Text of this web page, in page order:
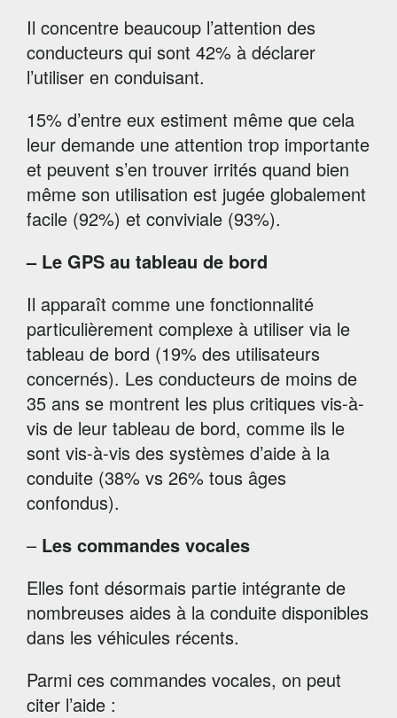
Il concentre beaucoup l’attention des
conducteurs qui sont 42% à déclarer
l’utiliser en conduisant.
15% d’entre eux estiment même que cela
leur demande une attention trop importante
et peuvent s’en trouver irrités quand bien
même son utilisation est jugée globalement
facile (92%) et conviviale (93%).
– Le GPS au tableau de bord
Il apparaît comme une fonctionnalité
particulièrement complexe à utiliser via le
tableau de bord (19% des utilisateurs
concernés). Les conducteurs de moins de
35 ans se montrent les plus critiques vis-à-
vis de leur tableau de bord, comme ils le
sont vis-à-vis des systèmes d’aide à la
conduite (38% vs 26% tous âges
confondus).
– Les commandes vocales
Elles font désormais partie intégrante de
nombreuses aides à la conduite disponibles
dans les véhicules récents.
Parmi ces commandes vocales, on peut
citer l’aide :